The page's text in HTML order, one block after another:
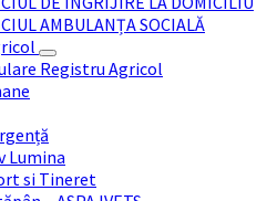
AMBULANȚA SOCIALĂ
Registru Agricol
Lumina
si Tineret